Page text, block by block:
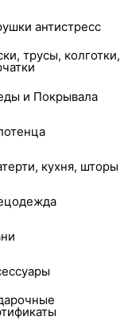
антистресс
трусы, колготки,
и Покрывала
кухня, шторы